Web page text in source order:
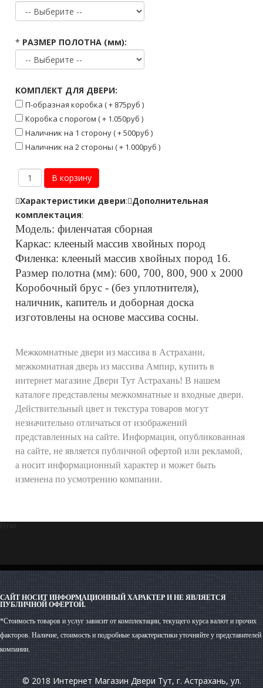
* РАЗМЕР ПОЛОТНА (мм):
КОМПЛЕКТ ДЛЯ ДВЕРИ:
П-образная коробка ( + 875руб )
Коробка с порогом ( + 1.050руб )
Наличник на 1 сторону ( + 500руб )
Наличник на 2 стороны ( + 1.000руб )
Характеристики двери: Дополнительная
комплектация:
Модель: филенчатая сборная
Каркас: клееный массив хвойных пород
Филенка: клееный массив хвойных пород 16.
Размер полотна (мм): 600, 700, 800, 900 х 2000
Коробочный брус - (без уплотнителя),
наличник, капитель и доборная доска
изготовлены на основе массива сосны.
Межкомнатные двери из массива в Астрахани,
межкомнатная дверь из массива Ампир, купить в
интернет магазине Двери Тут Астрахань! В нашем
каталоге представлены межкомнатные и входные двери.
Действительный цвет и текстура товаров могут
незначительно отличаться от изображений
представленных на сайте. Информация, опубликованная
на сайте, не является публичной офертой или рекламой,
а носит информационный характер и может быть
изменена по усмотрению компании.
Error
САЙТ НОСИТ ИНФОРМАЦИОННЫЙ ХАРАКТЕР И НЕ ЯВЛЯЕТСЯ
ПУБЛИЧНОЙ ОФЕРТОЙ.
*Стоимость товаров и услуг зависит от комплектации, текущего курса валют и прочих
факторов. Наличие, стоимость и подробные характеристики уточняйте у представителей
компании.
© 2018 Интернет Магазин Двери Тут, г. Астрахань, ул.